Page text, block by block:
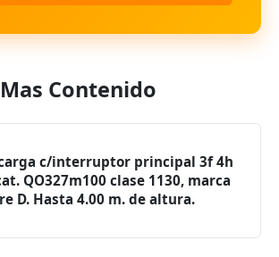
Contenido
c/interruptor principal 3f 4h
QO327m100 clase 1130, marca
D. Hasta 4.00 m. de altura.